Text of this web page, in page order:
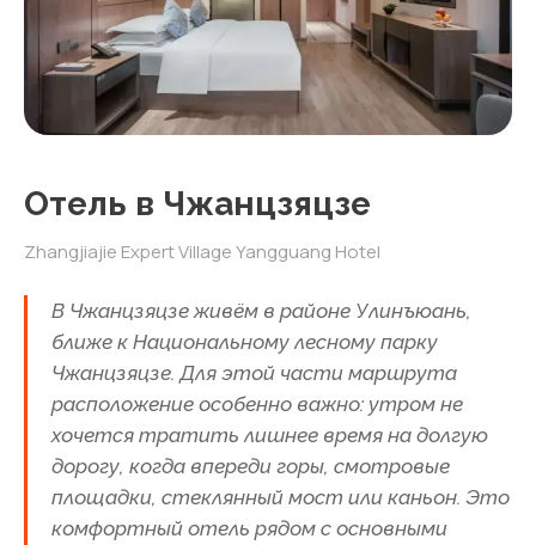
Стеклянные мостики между
пиками, подвесные мосты,
панорамные виды на горы и
Отель в Чжанцзяцзе
Zhangjiajie Expert Village Yangguang Hotel
В Чжанцзяцзе живём в районе Улинъюань,
ближе к Национальному лесному парку
Чжанцзяцзе. Для этой части маршрута
расположение особенно важно: утром не
хочется тратить лишнее время на долгую
дорогу, когда впереди горы, смотровые
площадки, стеклянный мост или каньон. Это
комфортный отель рядом с основными